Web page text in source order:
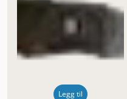
Legg til